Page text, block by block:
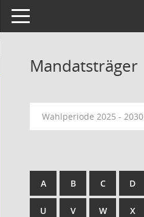
Toggle navigation
Mandatsträger
Wahlperiode 2025 - 2030
A B C D
U V W X